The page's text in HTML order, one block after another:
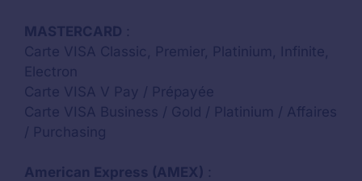
MASTERCARD :
Carte VISA Classic, Premier, Platinium, Infinite,
Electron
Carte VISA V Pay / Prépayée
Carte VISA Business / Gold / Platinium / Affaires
/ Purchasing
American Express (AMEX) :